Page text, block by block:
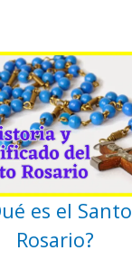
es el Santo
Rosario?